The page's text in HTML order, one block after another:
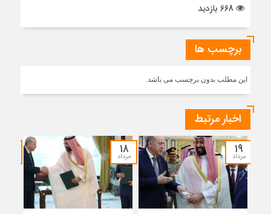
برچسب ها
این مطلب بدون برچسب می باشد.
اخبار مرتبط
۱۹
مرداد ۱۸
مرداد